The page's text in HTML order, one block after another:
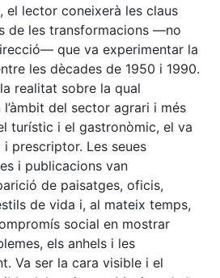
el lector coneixerà les claus
de les transformacions —no
que va experimentar la
les dècades de 1950 i 1990.
realitat sobre la qual
del sector agrari i més
turístic i el gastronòmic, el va
prescriptor. Les seues
i publicacions van
de paisatges, oficis,
de vida i, al mateix temps,
social en mostrar
els anhels i les
Va ser la cara visible i el